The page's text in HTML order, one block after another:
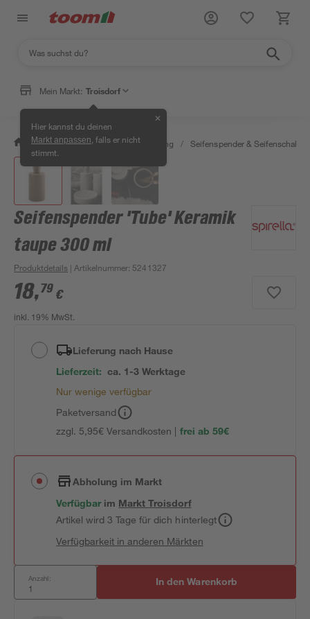
Mein Markt: Troisdorf
Hier kannst du deinen
Markt anpassen , falls er nicht
stimmt.
✕
/ Bad & Sanitär / Bad-Ausstattung / Seifenspender & Seifenschalen
Seifenspender 'Tube' Keramik
taupe 300 ml
Produktdetails | Artikelnummer: 5241327
18,79 €
inkl. 19% MwSt.
Lieferung nach Hause
Lieferzeit: ca. 1-3 Werktage
Nur wenige verfügbar
Paketversand
zzgl. 5,95€ Versandkosten | frei ab 59€
Abholung im Markt
Verfügbar im MarktTroisdorf
Artikel wird 3 Tage für dich hinterlegt
Verfügbarkeit in anderen Märkten
Anzahl: In den Warenkorb